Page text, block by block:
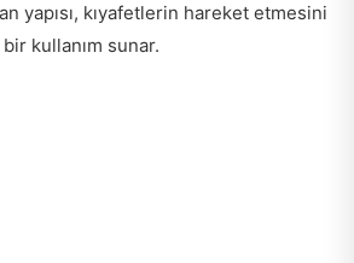
yapısı, kıyafetlerin hareket etmesini
kullanım sunar.